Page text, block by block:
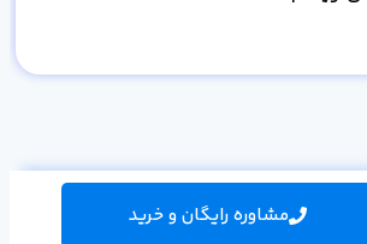
مشاوره رایگان و خرید